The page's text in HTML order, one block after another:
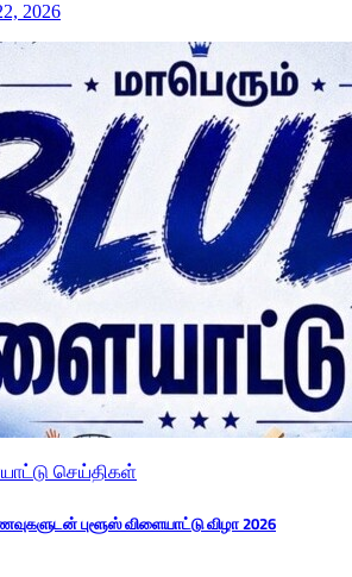
2026
செய்திகள்
புளூஸ் விளையாட்டு விழா 2026